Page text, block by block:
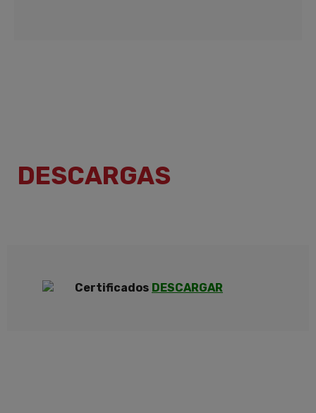
DESCARGAS
Certificados DESCARGAR